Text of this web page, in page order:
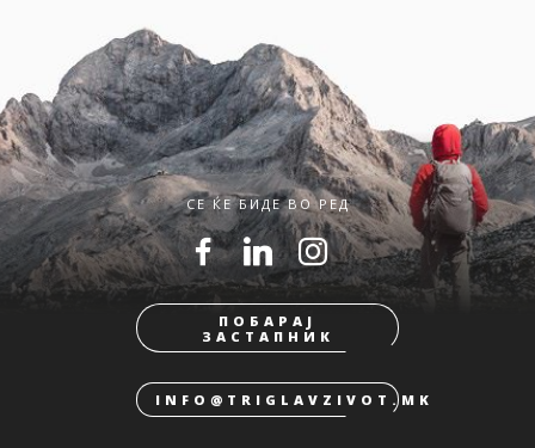
СЕ ЌЕ БИДЕ ВО РЕД
ПОБАРАЈ
ЗАСТАПНИК
INFO@TRIGLAVZIVOT.MK